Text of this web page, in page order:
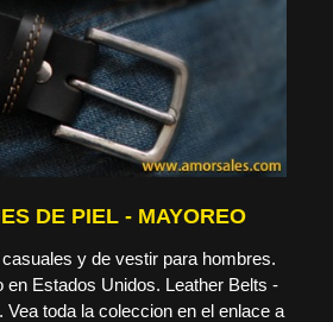
DE PIEL - MAYOREO
y de vestir para hombres.
en Estados Unidos. Leather Belts -
Vea toda la coleccion en el enlace a